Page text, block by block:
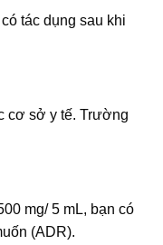
tác dụng sau khi
cơ sở y tế. Trường
mg/ 5 mL, bạn có
(ADR).